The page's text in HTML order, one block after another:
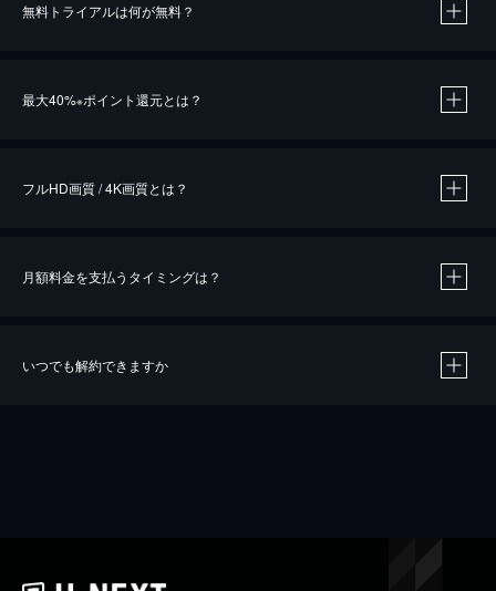
無料トライアルは何が無料？
最大40%※ポイント還元とは？
※40％ポイント還元の対象は、クレジットカード決済による作品の購入 / レンタルです。
iOSアプリのUコイン決済による作品の購入 / レンタルは、20％のポイント還元です。
フルHD画質 / 4K画質とは？
月額料金を支払うタイミングは？
いつでも解約できますか